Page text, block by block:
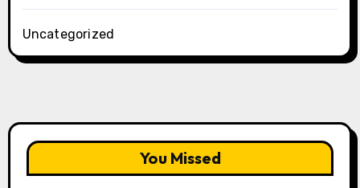
Uncategorized
You Missed